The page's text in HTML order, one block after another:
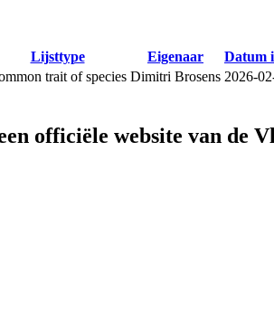
Lijsttype Eigenaar Datum
trait of species Dimitri Brosens 2026-
officiële website van de